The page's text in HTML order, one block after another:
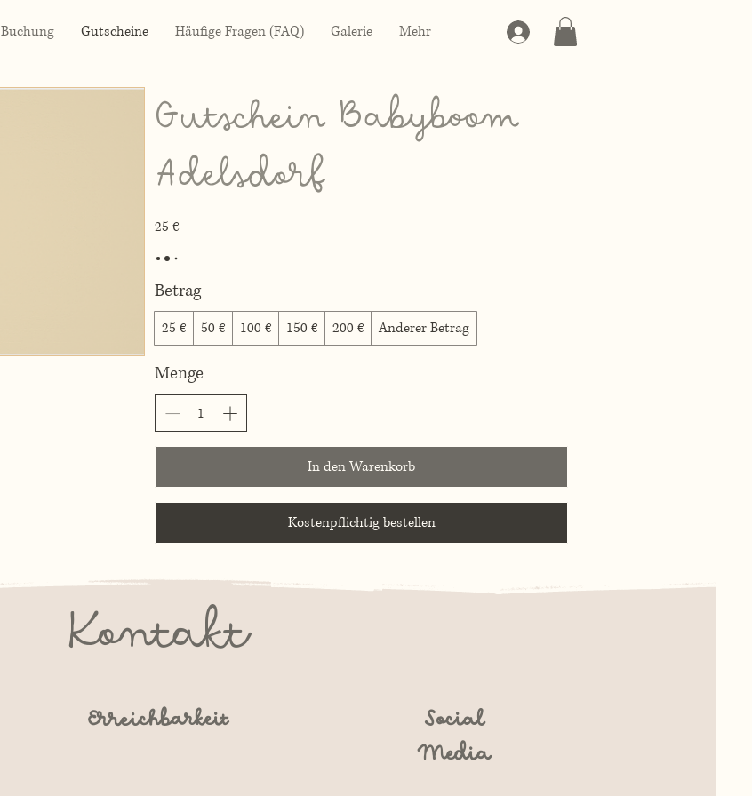
Buchung Gutscheine Häufige Fragen (FAQ) Galerie Mehr
Gutschein Babyboom
Adelsdorf
25 €
Betrag
25 € 50 € 100 € 150 € 200 € Anderer Betrag
Menge
In den Warenkorb
Kostenpflichtig bestellen
Kontakt
Erreichbarkeit
Social
Media